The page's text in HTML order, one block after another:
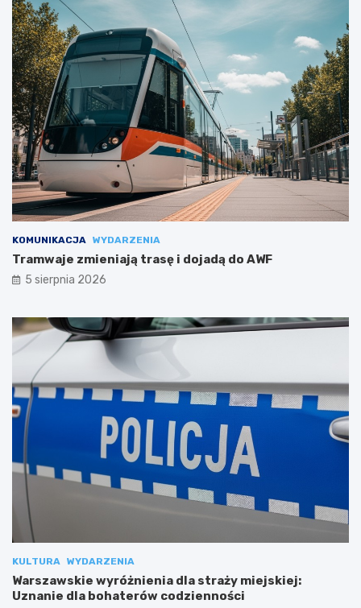
KOMUNIKACJA WYDARZENIA
Tramwaje zmieniają trasę i dojadą do AWF
5 sierpnia 2026
KULTURA WYDARZENIA
Warszawskie wyróżnienia dla straży miejskiej:
Uznanie dla bohaterów codzienności